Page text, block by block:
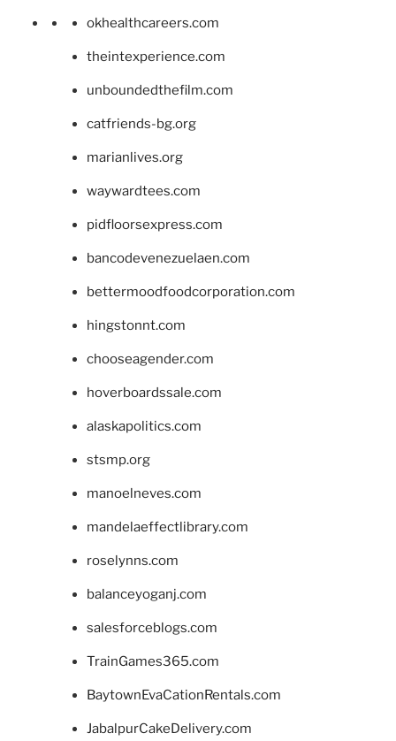
okhealthcareers.com
theintexperience.com
unboundedthefilm.com
catfriends-bg.org
marianlives.org
waywardtees.com
pidfloorsexpress.com
bancodevenezuelaen.com
bettermoodfoodcorporation.com
hingstonnt.com
chooseagender.com
hoverboardssale.com
alaskapolitics.com
stsmp.org
manoelneves.com
mandelaeffectlibrary.com
roselynns.com
balanceyoganj.com
salesforceblogs.com
TrainGames365.com
BaytownEvaCationRentals.com
JabalpurCakeDelivery.com